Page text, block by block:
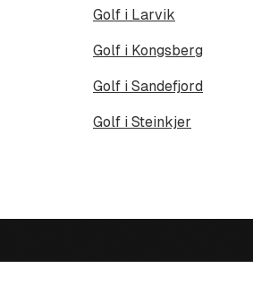
Golf i Larvik
Golf i Kongsberg
Golf i Sandefjord
Golf i Steinkjer